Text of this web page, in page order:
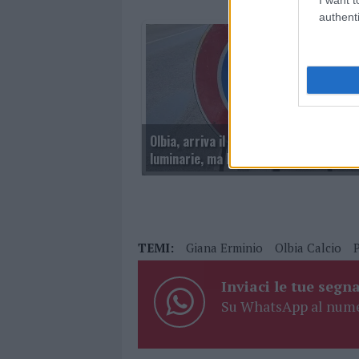
Olbia, arriva il divieto di sosta per le
luminarie, ma la data è sbagliata
TEMI: Giana Erminio Olbia Calcio
Inviaci le tue
Su WhatsApp al